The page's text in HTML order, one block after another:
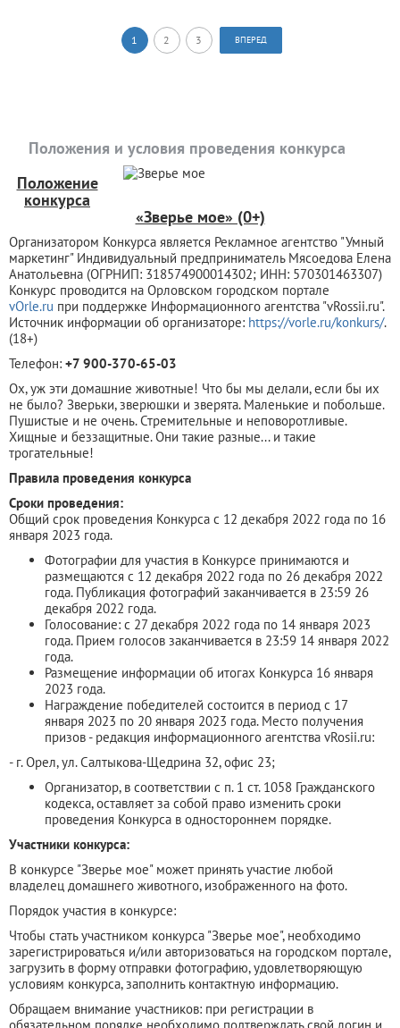
1 2 3 ВПЕРЕД
Положения и условия проведения конкурса
Положение
конкурса
«Зверье мое» (0+)
Организатором Конкурса является Рекламное агентство "Умный
маркетинг" Индивидуальный предприниматель Мясоедова Елена
Анатольевна (ОГРНИП: 318574900014302; ИНН: 570301463307)
Конкурс проводится на Орловском городском портале
vOrle.ru при поддержке Информационного агентства "vRossii.ru".
Источник информации об организаторе: https://vorle.ru/konkurs/.
(18+)
Телефон: +7 900-370-65-03
Ох, уж эти домашние животные! Что бы мы делали, если бы их
не было? Зверьки, зверюшки и зверята. Маленькие и побольше.
Пушистые и не очень. Стремительные и неповоротливые.
Хищные и беззащитные. Они такие разные... и такие
трогательные!
Правила проведения конкурса
Сроки проведения:
Общий срок проведения Конкурса с 12 декабря 2022 года по 16
января 2023 года.
Фотографии для участия в Конкурсе принимаются и
размещаются с 12 декабря 2022 года по 26 декабря 2022
года. Публикация фотографий заканчивается в 23:59 26
декабря 2022 года.
Голосование: с 27 декабря 2022 года по 14 января 2023
года. Прием голосов заканчивается в 23:59 14 января 2022
года.
Размещение информации об итогах Конкурса 16 января
2023 года.
Награждение победителей состоится в период с 17
января 2023 по 20 января 2023 года. Место получения
призов - редакция информационного агентства vRosii.ru:
- г. Орел, ул. Салтыкова-Щедрина 32, офис 23;
Организатор, в соответствии с п. 1 ст. 1058 Гражданского
кодекса, оставляет за собой право изменить сроки
проведения Конкурса в одностороннем порядке.
Участники конкурса:
В конкурсе "Зверье мое" может принять участие любой
владелец домашнего животного, изображенного на фото.
Порядок участия в конкурсе:
Чтобы стать участником конкурса "Зверье мое", необходимо
зарегистрироваться и/или авторизоваться на городском портале,
загрузить в форму отправки фотографию, удовлетворяющую
условиям конкурса, заполнить контактную информацию.
Обращаем внимание участников: при регистрации в
обязательном порядке необходимо подтверждать свой логин и